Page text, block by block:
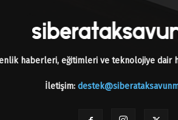
haberleri, eğitimleri ve teknolojiye dair
İletişim: